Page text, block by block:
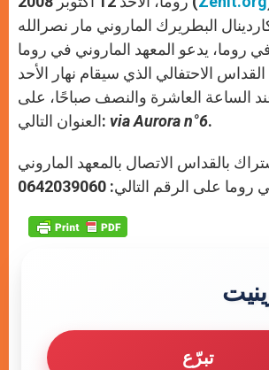
p e
r
k
البطريرك الماروني مار نصرالله
يدعو المعهد الماروني في روما
الاحتفالي الذي سيقام نهار الأحد
أكتوبر 2008 عند الساعة العاشرة والنصف صباحًا، على
العنوان التالي: via Aurora n°6.
بالقداس الاتصال بالمعهد الماروني
تبرّع